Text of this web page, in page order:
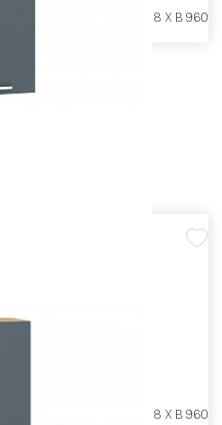
Ш 500 X Г 318 X В 960
Ш 450 X Г 318 X В 960